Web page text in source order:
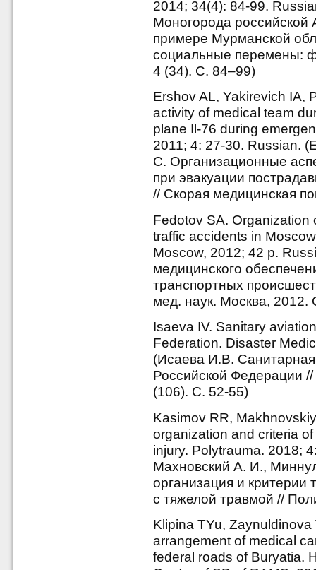
2014; 34(4): 84-99.
Моногорода российской
примере Мурманской
социальные перемены:
4 (34). С. 84–99)
Ershov AL, Yakirevich IA,
activity of medical team
plane Il-76 during
2011; 4: 27-30. Russian.
С. Организационные
при эвакуации
// Скорая медицинская
Fedotov SA. Organization
traffic accidents in
Moscow, 2012; 42 p.
медицинского
транспортных
мед. наук. Москва, 2012.
Isaeva IV. Sanitary
Federation. Disaster
(Исаева И.В.
Российской Федерации
(106). С. 52-55)
Kasimov RR,
organization and criteria
injury. Polytrauma. 2018;
Махновский А. И.,
организация и критерии
с тяжелой травмой //
Klipina TYu,
arrangement of medical
federal roads of Buryatia.